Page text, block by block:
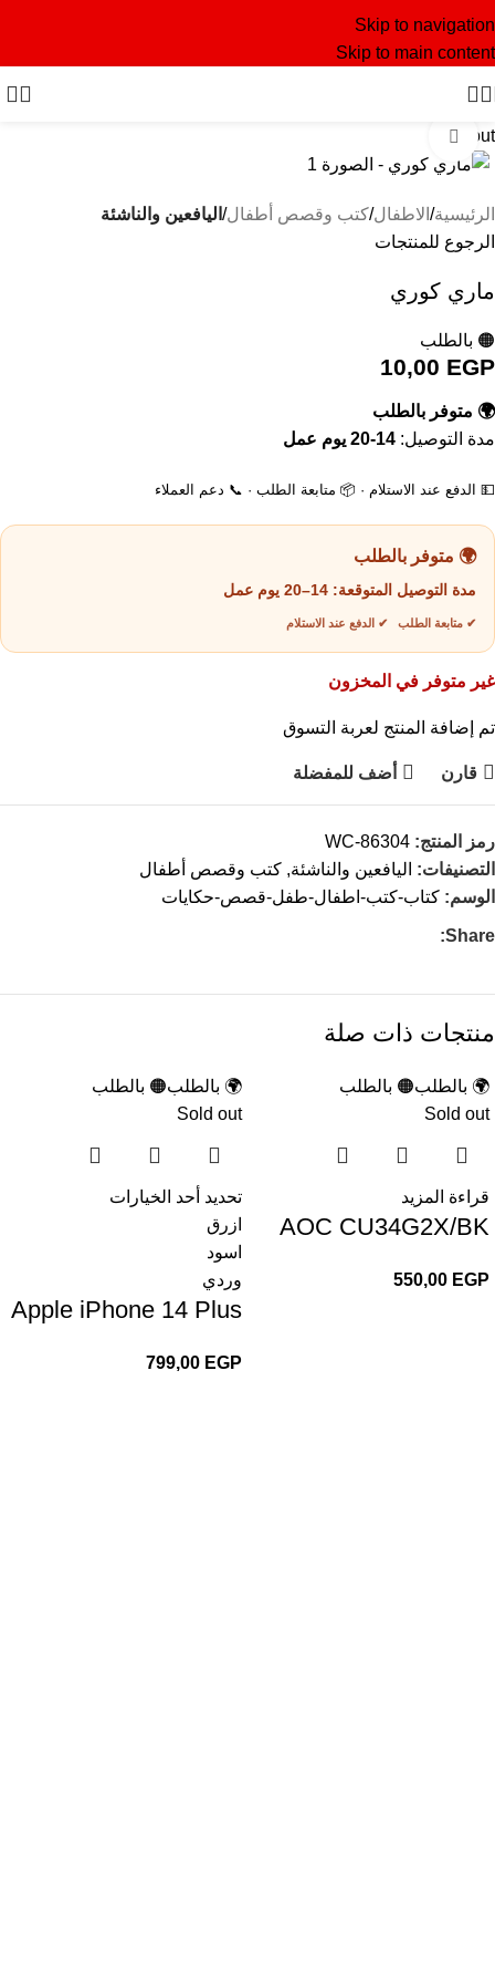
Skip to navigation
Skip to main content
Sold out
الرئيسية الاطفال كتب وقصص أطفال اليافعين والناشئة
الرجوع للمنتجات
ماري كوري
🟠 بالطلب
10,00 EGP
🌍 متوفر بالطلب
مدة التوصيل: 14-20 يوم عمل
💵 الدفع عند الاستلام · 📦 متابعة الطلب · 📞 دعم العملاء
🌍 متوفر بالطلب
مدة التوصيل المتوقعة: 14–20 يوم عمل
✔ متابعة الطلب ✔ الدفع عند الاستلام
غير متوفر في المخزون
تم إضافة المنتج لعربة التسوق
قارن أضف للمفضلة
رمز المنتج: WC-86304
التصنيفات: اليافعين والناشئة, كتب وقصص أطفال
الوسم: كتاب-كتب-اطفال-طفل-قصص-حكايات
Share:
منتجات ذات صلة
🌍 بالطلب🟠 بالطلب
Sold out
قراءة المزيد
AOC CU34G2X/BK
550,00 EGP
🌍 بالطلب🟠 بالطلب
Sold out
تحديد أحد الخيارات
ازرق
اسود
وردي
Apple iPhone 14 Plus
799,00 EGP